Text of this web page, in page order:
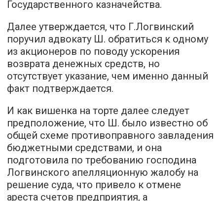
Государственного казначейства.
Далее утверждается, что Г.Логвинский
поручил адвокату Ш. обратиться к одному
из акционеров по поводу ускорения
возврата денежных средств, но
отсутствует указание, чем именно данный
факт подтверждается.
И как вишенка на торте далее следует
предположение, что Ш. было известно об
общей схеме противоправного завладения
бюджетными средствами, и она
подготовила по требованию господина
Логвинского апелляционную жалобу на
решение суда, что привело к отмене
ареста счетов предприятия, а